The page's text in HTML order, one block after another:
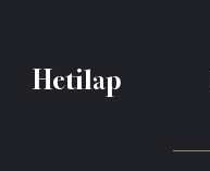
Hetilap